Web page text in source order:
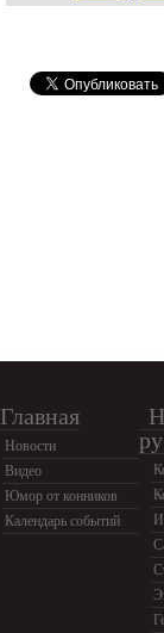
Главная
Новости
Видео
Юмор от конников
Календарь событий